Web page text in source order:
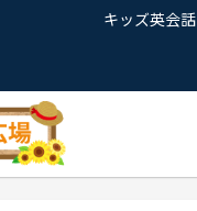
キッズ英会話